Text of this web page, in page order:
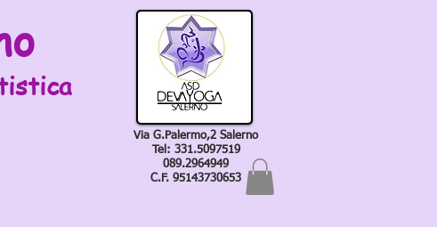
Via G.Palermo,2 Salerno
Tel: 331.5097519
089.2964949
C.F. 95143730653